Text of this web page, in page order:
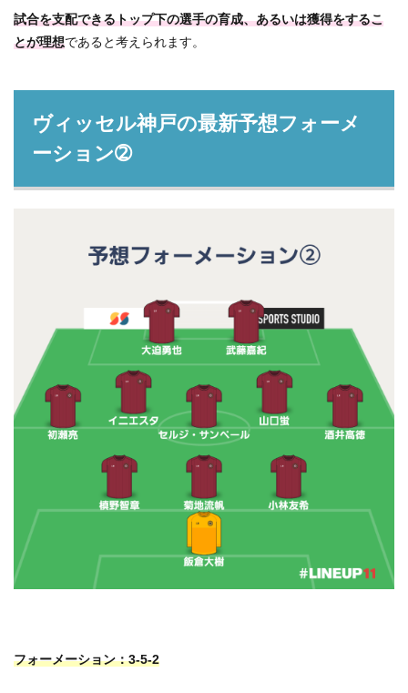
試合を支配できるトップ下の選手の育成、あるいは獲得をするこ
とが理想であると考えられます。
ヴィッセル神戸の最新予想フォーメ
ーション➁
フォーメーション：3-5-2